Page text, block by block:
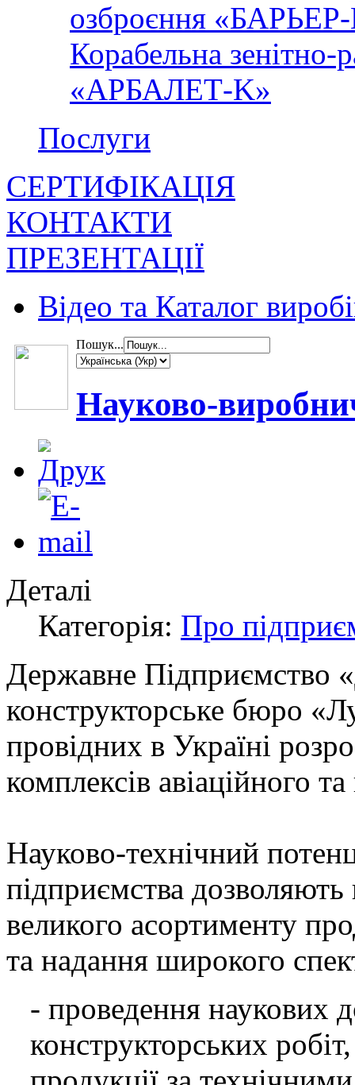
озброєння
Корабельна зенітно-
«АРБАЛЕТ-K»
Послуги
СЕРТИФІКАЦІЯ
КОНТАКТИ
ПРЕЗЕНТАЦІЇ
Відео та Каталог
Пошук...
Науково-
Деталі
Категорія: Про
Державне Підприємство
конструкторське бюро
провідних в Україні
комплексів авіаційного
Науково-технічний
підприємства
великого асортименту
та надання широкого
- проведення наукових
конструкторських